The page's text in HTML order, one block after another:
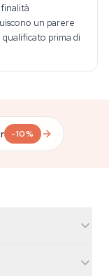
un parere
prima di
-10%